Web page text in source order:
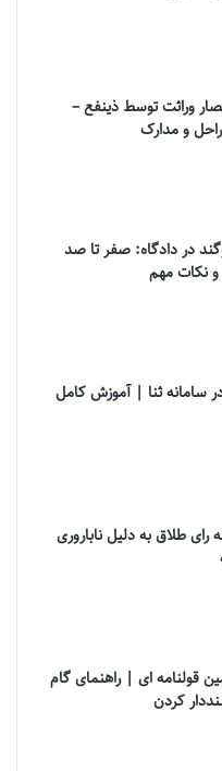
وراثت توسط ذینفع –
و مدارک
در دادگاه: صفر تا صد
و نکات مهم
سامانه ثنا | آموزش کامل
رای طلاق به دلیل ناباروری
قولنامه ای | راهنمای گام
کردن